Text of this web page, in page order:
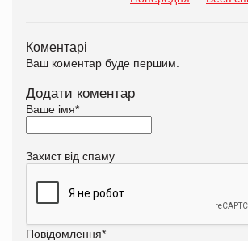
Коментарі
Ваш коментар буде першим.
Додати коментар
Ваше імя*
Захист від спаму
Повідомлення*